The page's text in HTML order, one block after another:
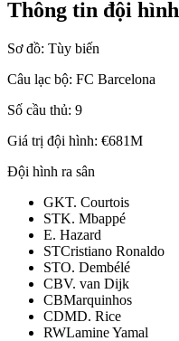
Thông tin đội hình
Sơ đồ: Tùy biến
Câu lạc bộ: FC Barcelona
Số cầu thủ: 9
Giá trị đội hình: €681M
Đội hình ra sân
GKT. Courtois
STK. Mbappé
E. Hazard
STCristiano Ronaldo
STO. Dembélé
CBV. van Dijk
CBMarquinhos
CDMD. Rice
RWLamine Yamal